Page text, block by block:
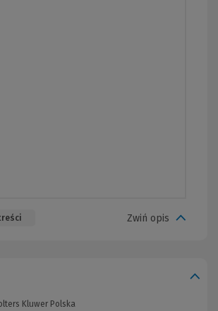
Zwiń opis
Kluwer Polska